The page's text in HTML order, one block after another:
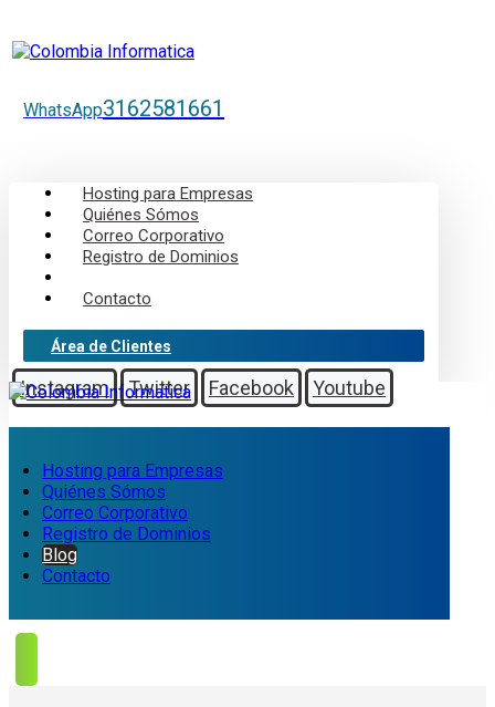
WhatsApp3162581661
Hosting para Empresas
Quiénes Sómos
Correo Corporativo
Registro de Dominios
Contacto
Área de Clientes
Instagram Twitter Facebook Youtube
Hosting para Empresas
Quiénes Sómos
Correo Corporativo
Registro de Dominios
Blog
Contacto